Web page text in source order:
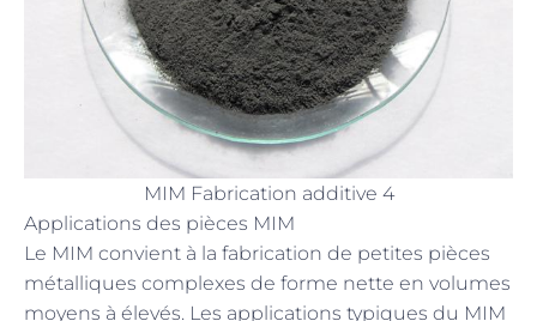
MIM Fabrication additive 4
Applications des pièces MIM
Le MIM convient à la fabrication de petites pièces
métalliques complexes de forme nette en volumes
moyens à élevés. Les applications typiques du MIM